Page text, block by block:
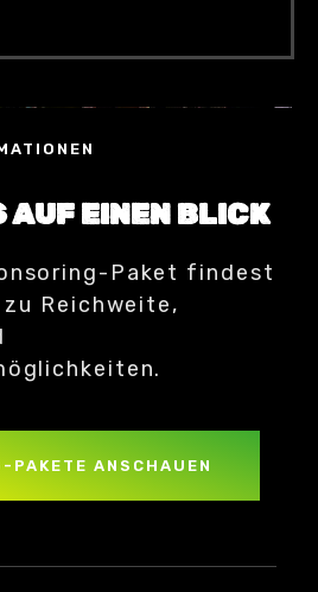
AUF EINEN BLICK
Paket findest
Reichweite,
PAKETE ANSCHAUEN